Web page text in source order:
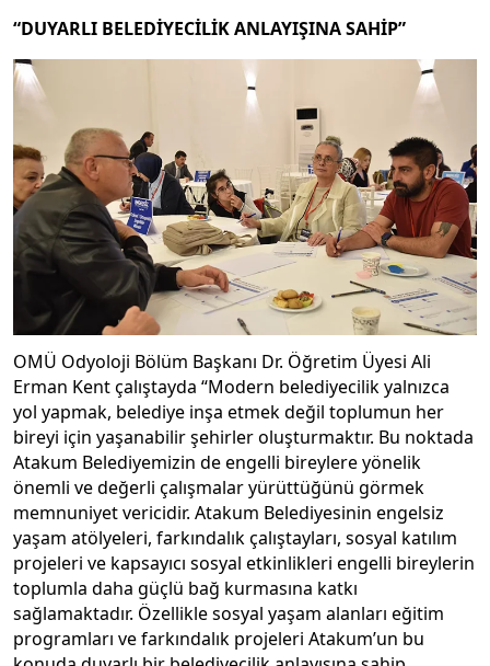
“DUYARLI BELEDİYECİLİK ANLAYIŞINA SAHİP”
OMÜ Odyoloji Bölüm Başkanı Dr. Öğretim Üyesi Ali
Erman Kent çalıştayda “Modern belediyecilik yalnızca
yol yapmak, belediye inşa etmek değil toplumun her
bireyi için yaşanabilir şehirler oluşturmaktır. Bu noktada
Atakum Belediyemizin de engelli bireylere yönelik
önemli ve değerli çalışmalar yürüttüğünü görmek
memnuniyet vericidir. Atakum Belediyesinin engelsiz
yaşam atölyeleri, farkındalık çalıştayları, sosyal katılım
projeleri ve kapsayıcı sosyal etkinlikleri engelli bireylerin
toplumla daha güçlü bağ kurmasına katkı
sağlamaktadır. Özellikle sosyal yaşam alanları eğitim
programları ve farkındalık projeleri Atakum’un bu